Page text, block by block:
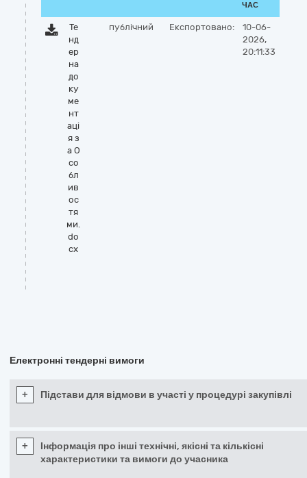
ЧАС
Те
нд
ер
на
до
ку
ме
нт
аці
я з
а О
со
бл
ив
ос
тя
ми.
do
cx
публічний Експортовано:
10-06-
2026,
20:11:33
Електронні тендерні вимоги
+ Підстави для відмови в участі у процедурі закупівлі
+
Інформація про інші технічні, якісні та кількісні
характеристики та вимоги до учасника